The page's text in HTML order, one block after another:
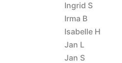
Ingrid S
Irma B
Isabelle H
Jan L
Jan S